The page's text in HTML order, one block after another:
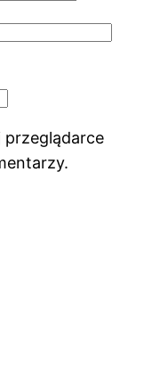
przeglądarce